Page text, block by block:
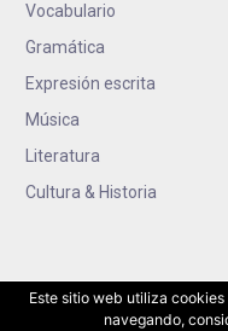
Vocabulario
Gramática
Expresión escrita
Música
Literatura
Cultura & Historia
Este sitio web utiliza
navegando,